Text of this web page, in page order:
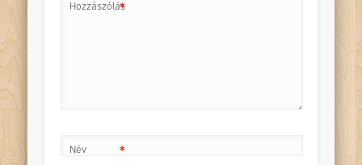
Hozzászólás
*
Név *